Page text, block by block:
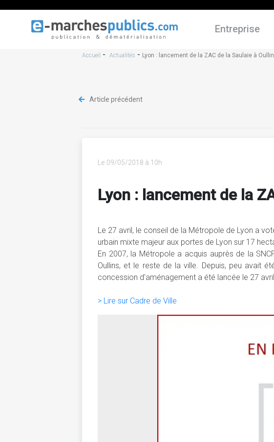
Entreprise
Accueil - Actualités - Lyon : lancement de la ZAC de la Saulaie à
Article précédent
Le 09/05/2018 à 10h
Lyon : lancement de la
Le 27 avril, le conseil de la Métropole de Lyon a
urbain mixte majeur aux portes de Lyon sur 17
En 2007, la Métropole a acquis auprès de la
Oullins, et le reste de la ville. Depuis, peu avait
concession d'aménagement a été lancée le 27
> Lire sur Cadre de Ville